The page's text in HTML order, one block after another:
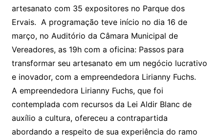
artesanato com 35 expositores no Parque dos
Ervais. A programação teve início no dia 16 de
março, no Auditório da Câmara Municipal de
Vereadores, as 19h com a oficina: Passos para
transformar seu artesanato em um negócio lucrativo
e inovador, com a empreendedora Lirianny Fuchs.
A empreendedora Lirianny Fuchs, que foi
contemplada com recursos da Lei Aldir Blanc de
auxílio a cultura, ofereceu a contrapartida
abordando a respeito de sua experiência do ramo